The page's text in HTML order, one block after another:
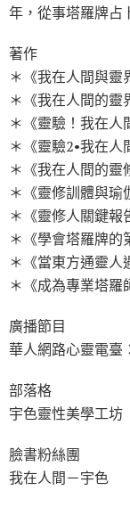
年，從事塔羅牌占
著作
＊《我在人間與靈
＊《我在人間的靈
＊《靈驗！我在人
＊《靈驗2•我在人
＊《我在人間的靈
＊《靈修訓體與瑜
＊《靈修人關鍵報
＊《學會塔羅牌的
＊《當東方通靈人
＊《成為專業塔羅
廣播節目
華人網路心靈電臺
部落格
宇色靈性美學工坊
臉書粉絲團
我在人間－宇色